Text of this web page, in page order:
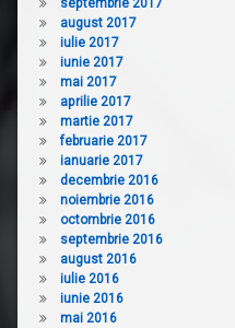
septembrie 2017
august 2017
iulie 2017
iunie 2017
mai 2017
aprilie 2017
martie 2017
februarie 2017
ianuarie 2017
decembrie 2016
noiembrie 2016
octombrie 2016
septembrie 2016
august 2016
iulie 2016
iunie 2016
mai 2016